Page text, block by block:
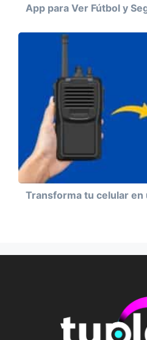
App para Ver Fútbol y
Transforma tu celular en